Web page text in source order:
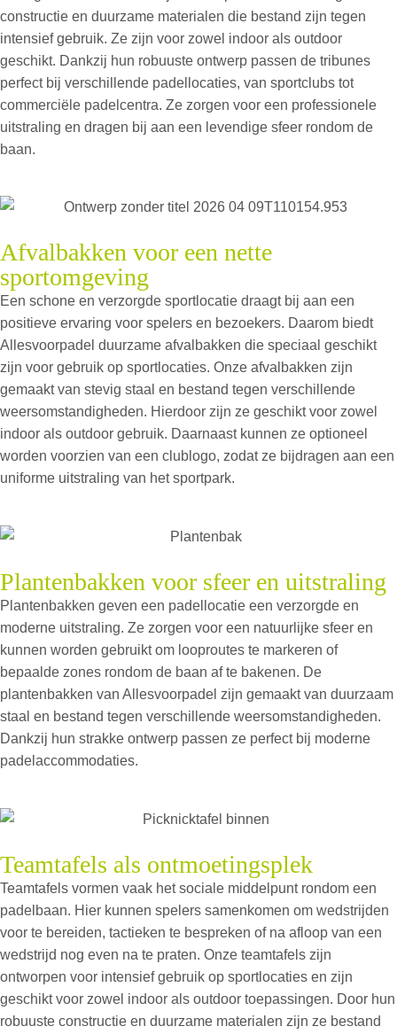
constructie en duurzame materialen die bestand zijn tegen
intensief gebruik. Ze zijn voor zowel indoor als outdoor
geschikt. Dankzij hun robuuste ontwerp passen de tribunes
perfect bij verschillende padellocaties, van sportclubs tot
commerciële padelcentra. Ze zorgen voor een professionele
uitstraling en dragen bij aan een levendige sfeer rondom de
baan.
Afvalbakken voor een nette
sportomgeving
Een schone en verzorgde sportlocatie draagt bij aan een
positieve ervaring voor spelers en bezoekers. Daarom biedt
Allesvoorpadel duurzame afvalbakken die speciaal geschikt
zijn voor gebruik op sportlocaties. Onze afvalbakken zijn
gemaakt van stevig staal en bestand tegen verschillende
weersomstandigheden. Hierdoor zijn ze geschikt voor zowel
indoor als outdoor gebruik. Daarnaast kunnen ze optioneel
worden voorzien van een clublogo, zodat ze bijdragen aan een
uniforme uitstraling van het sportpark.
Plantenbakken voor sfeer en uitstraling
Plantenbakken geven een padellocatie een verzorgde en
moderne uitstraling. Ze zorgen voor een natuurlijke sfeer en
kunnen worden gebruikt om looproutes te markeren of
bepaalde zones rondom de baan af te bakenen. De
plantenbakken van Allesvoorpadel zijn gemaakt van duurzaam
staal en bestand tegen verschillende weersomstandigheden.
Dankzij hun strakke ontwerp passen ze perfect bij moderne
padelaccommodaties.
Teamtafels als ontmoetingsplek
Teamtafels vormen vaak het sociale middelpunt rondom een
padelbaan. Hier kunnen spelers samenkomen om wedstrijden
voor te bereiden, tactieken te bespreken of na afloop van een
wedstrijd nog even na te praten. Onze teamtafels zijn
ontworpen voor intensief gebruik op sportlocaties en zijn
geschikt voor zowel indoor als outdoor toepassingen. Door hun
robuuste constructie en duurzame materialen zijn ze bestand